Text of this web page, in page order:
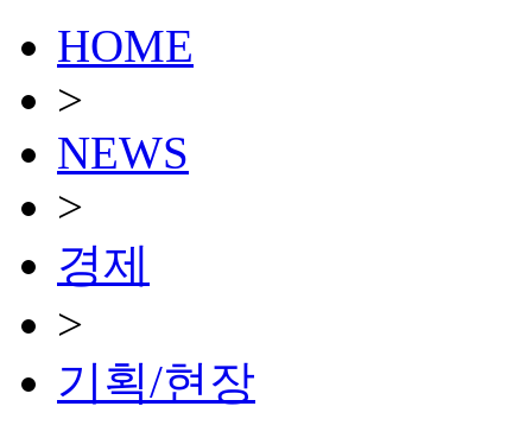
HOME
>
NEWS
>
경제
>
기획/현장